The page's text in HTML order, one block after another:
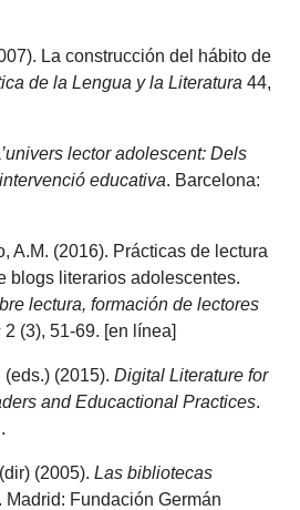
La construcción del hábito de
de la Lengua y la Literatura 44,
lector adolescent: Dels
educativa. Barcelona:
A.M. (2016). Prácticas de lectura
blogs literarios adolescentes.
lectura, formación de lectores
2 (3), 51-69. [en línea]
(eds.) (2015).Digital Literature for
and Educactional Practices.
(2005).Las bibliotecas
. Madrid: Fundación Germán